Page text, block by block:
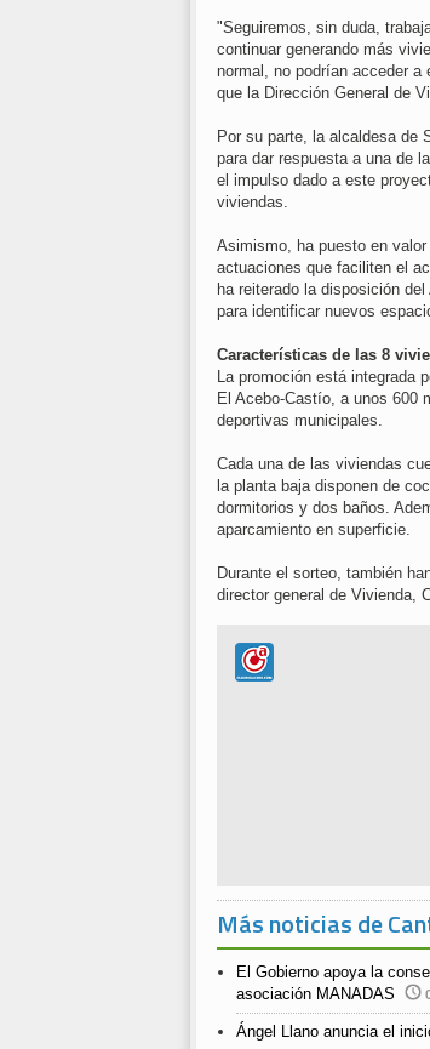
"Seguiremos, sin duda,
continuar generando más
normal, no podrían acceder a
que la Dirección General de
Por su parte, la alcaldesa de
para dar respuesta a una de
el impulso dado a este
viviendas.
Asimismo, ha puesto en
actuaciones que faciliten el
ha reiterado la disposición
para identificar nuevos
Características de las 8
La promoción está
El Acebo-Castío, a unos 600
deportivas municipales.
Cada una de las viviendas
la planta baja disponen de
dormitorios y dos baños.
aparcamiento en superficie.
Durante el sorteo, también
director general de Vivienda,
Más noticias de
El Gobierno apoya la
asociación MANADAS
Ángel Llano anuncia el